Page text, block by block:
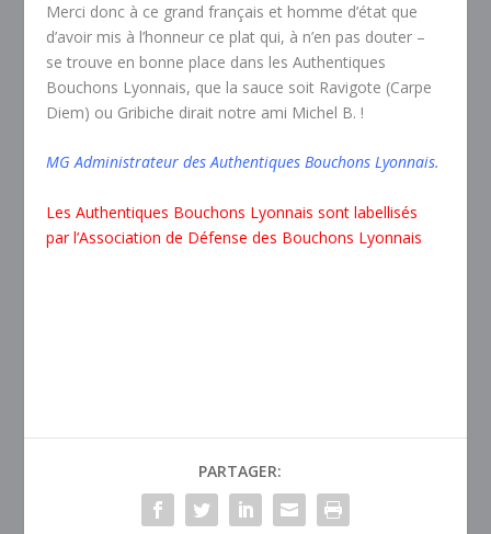
Merci donc à ce grand français et homme d’état que
d’avoir mis à l’honneur ce plat qui, à n’en pas douter –
se trouve en bonne place dans les Authentiques
Bouchons Lyonnais, que la sauce soit Ravigote (Carpe
Diem) ou Gribiche dirait notre ami Michel B. !
MG Administrateur des Authentiques Bouchons Lyonnais.
LesAuthentiques Bouchons Lyonnais sont labellisés
par l’Association de Défense des Bouchons Lyonnais
PARTAGER: